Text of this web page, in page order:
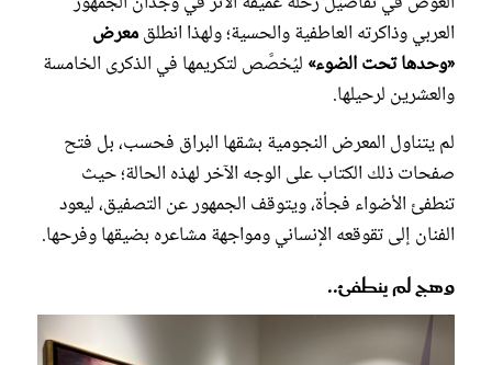
العربي وذاكرته العاطفية والحسية؛ ولهذا انطلقمعرض
«وحدها تحت الضوء» ليُخصَّص لتكريمها في الذكرى الخامسة
والعشرين لرحيلها.
​لم يتناول المعرض النجومية بشقها البراق فحسب، بل فتح
صفحات ذلك الكتاب على الوجه الآخر لهذه الحالة؛ حيث
تنطفئ الأضواء فجأة، ويتوقف الجمهور عن التصفيق، ليعود
الفنان إلى تقوقعه الإنساني ومواجهة مشاعره بضيقها وفرحها.
وهج لم ينطفئ..
مجلة سيدتي
غلاف رفمي